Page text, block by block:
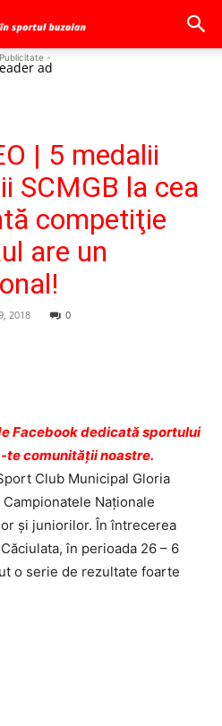
-
ad
| 5 medalii
SCMGB la cea
competiţie
are un
2018 0
Facebook dedicată sportului
te comunității noastre.
Club Municipal Gloria
Naţionale
şi juniorilor. În întrecerea
în perioada 26 – 6
o serie de rezultate foarte